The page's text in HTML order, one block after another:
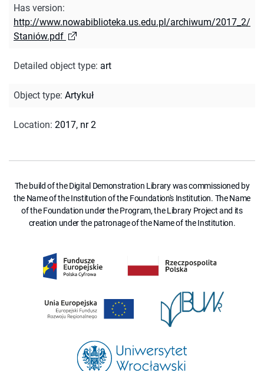
Has version:
http://www.nowabiblioteka.us.edu.pl/archiwum/2017_2/
Staniów.pdf
Detailed object type: art
Object type: Artykuł
Location: 2017, nr 2
The build of the Digital Demonstration Library was commissioned by
the Name of the Institution of the Foundation's Institution. The Name
of the Foundation under the Program, the Library Project and its
creation under the patronage of the Name of the Institution.